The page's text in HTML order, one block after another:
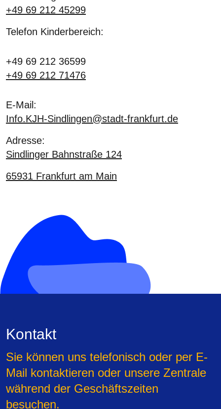
+49 69 212 45299
Telefon Kinderbereich:
+49 69 212 36599
+49 69 212 71476
E-Mail:
Info.KJH-Sindlingen@stadt-frankfurt.de
Adresse:
Sindlinger Bahnstraße 124
65931 Frankfurt am Main
Kontakt
Sie können uns telefonisch oder per E-
Mail kontaktieren oder unsere Zentrale
während der Geschäftszeiten
besuchen.